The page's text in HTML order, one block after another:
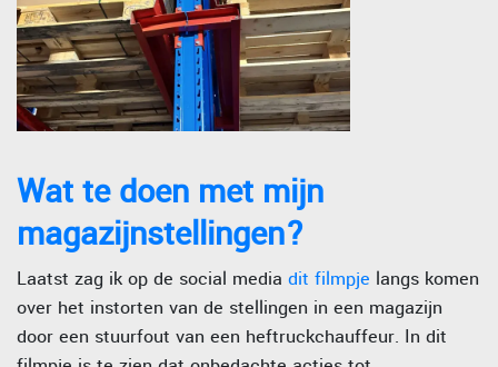
Wat te doen met mijn
magazijnstellingen?
Laatst zag ik op de social media dit filmpje langs komen
over het instorten van de stellingen in een magazijn
door een stuurfout van een heftruckchauffeur. In dit